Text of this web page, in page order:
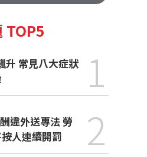
TOP5
1
違外送專法 勞
人連續開罰
2